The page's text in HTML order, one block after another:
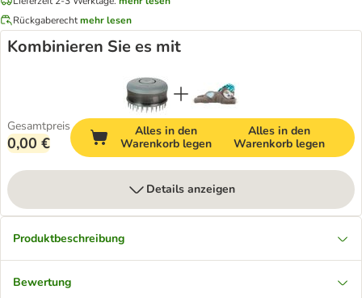
Rückgaberechtmehr lesen
Kombinieren Sie es mit
Gesamtpreis
0,00 €
Alles in den
Warenkorb legen
Alles in den
Warenkorb legen
Details anzeigen
Produktbeschreibung
Bewertung